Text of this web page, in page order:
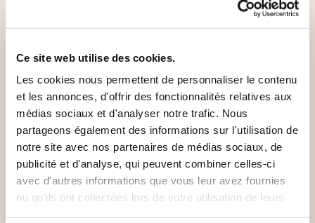
Ce site web utilise des cookies.
Les cookies nous permettent de personnaliser le contenu
et les annonces, d'offrir des fonctionnalités relatives aux
médias sociaux et d'analyser notre trafic. Nous
partageons également des informations sur l'utilisation de
notre site avec nos partenaires de médias sociaux, de
publicité et d'analyse, qui peuvent combiner celles-ci
avec d'autres informations que vous leur avez fournies
ou qu'ils ont collectées lors de votre utilisation de leurs